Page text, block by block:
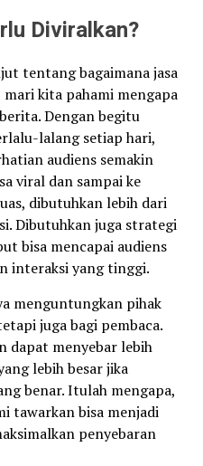
Diviralkan?
tentang bagaimana jasa
kita pahami mengapa
Dengan begitu
lalang setiap hari,
audiens semakin
viral dan sampai ke
dibutuhkan lebih dari
Dibutuhkan juga strategi
bisa mencapai audiens
interaksi yang tinggi.
menguntungkan pihak
juga bagi pembaca.
dapat menyebar lebih
lebih besar jika
benar. Itulah mengapa,
tawarkan bisa menjadi
penyebaran